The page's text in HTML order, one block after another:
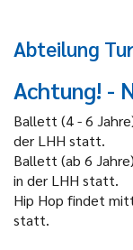
Abteilung
Achtung! -
Ballett (4 - 6
der LHH statt.
Ballett (ab 6
in der LHH statt.
Hip Hop findet
statt.